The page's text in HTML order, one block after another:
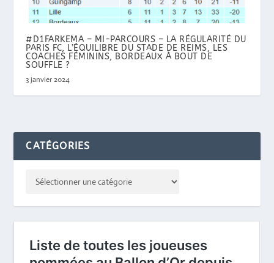
#D1FARKEMA – MI-PARCOURS – LA RÉGULARITÉ DU
PARIS FC, L’ÉQUILIBRE DU STADE DE REIMS, LES
COACHES FÉMININS, BORDEAUX À BOUT DE
SOUFFLE ?
3 janvier 2024
CATÉGORIES